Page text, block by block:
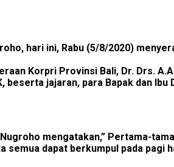
hari ini, Rabu (5/8/2020)
Korpri Provinsi Bali, Dr. Drs.
beserta jajaran, para Bapak dan
mengatakan,” Pertama-
dapat berkumpul pada